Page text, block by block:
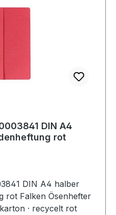
DIN A4
rot
DIN A4 halber
rot Falken Ösenhefter
· recycelt rot